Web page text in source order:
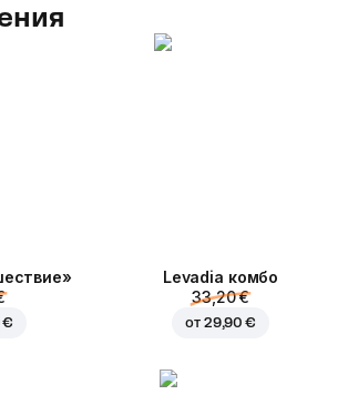
€
Levadia комбо
33,20 €
от 29,90 €